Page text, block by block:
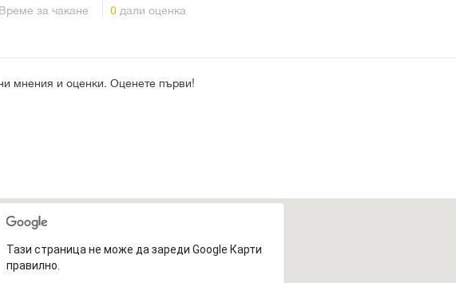
Време за чакане 0 дали оценка
мнения и оценки. Оценете първи!
Тази страница не може да зареди Google Карти
правилно.